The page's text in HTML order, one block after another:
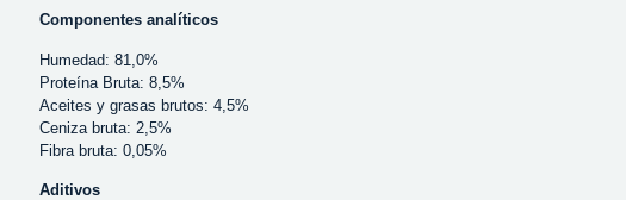
Componentes analíticos
Humedad: 81,0%
Proteína Bruta: 8,5%
Aceites y grasas brutos: 4,5%
Ceniza bruta: 2,5%
Fibra bruta: 0,05%
Aditivos